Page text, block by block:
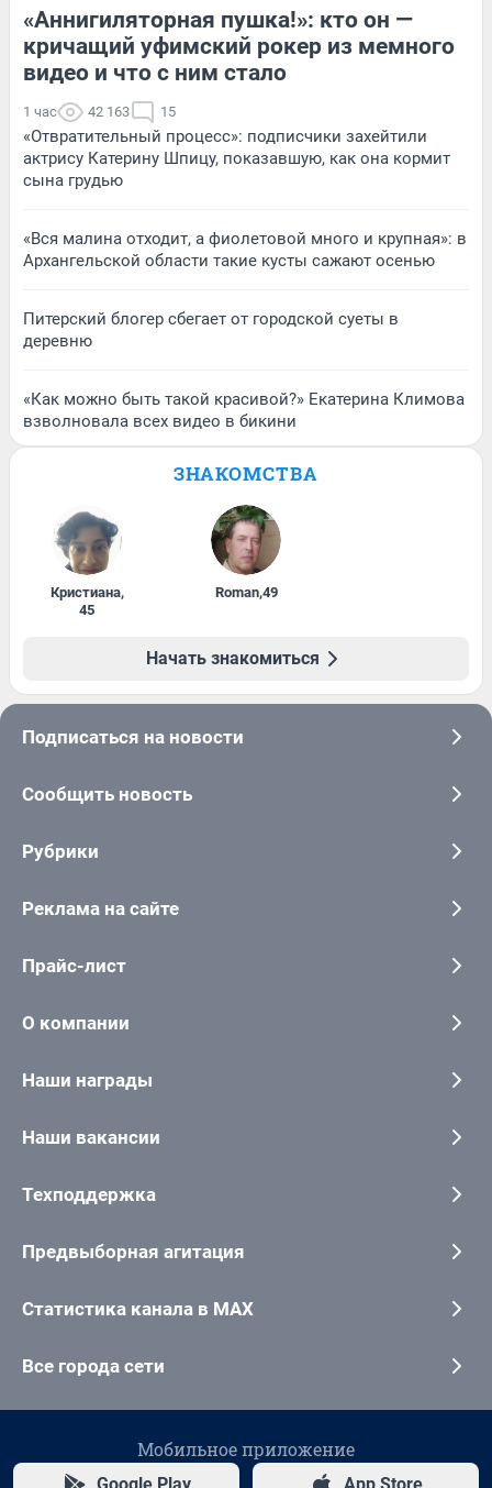
«Аннигиляторная пушка!»: кто он —
кричащий уфимский рокер из мемного
видео и что с ним стало
1 час 42 163 15
«Отвратительный процесс»: подписчики захейтили
актрису Катерину Шпицу, показавшую, как она кормит
сына грудью
«Вся малина отходит, а фиолетовой много и крупная»: в
Архангельской области такие кусты сажают осенью
Питерский блогер сбегает от городской суеты в
деревню
«Как можно быть такой красивой?» Екатерина Климова
взволновала всех видео в бикини
ЗНАКОМСТВА
Кристиана,
45
Roman,49
Начать знакомиться
Подписаться на новости
Сообщить новость
Рубрики
Реклама на сайте
Прайс-лист
О компании
Наши награды
Наши вакансии
Техподдержка
Предвыборная агитация
Статистика канала в MAX
Все города сети
Мобильное приложение